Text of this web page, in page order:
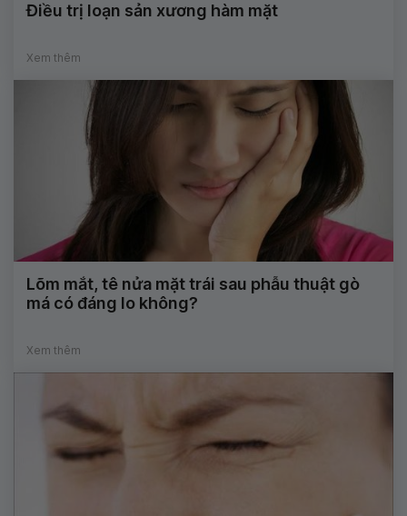
Điều trị loạn sản xương hàm mặt
Xem thêm
Lõm mắt, tê nửa mặt trái sau phẫu thuật gò
má có đáng lo không?
Xem thêm